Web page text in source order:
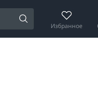
Избранное